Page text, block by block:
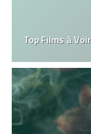
Top Films à